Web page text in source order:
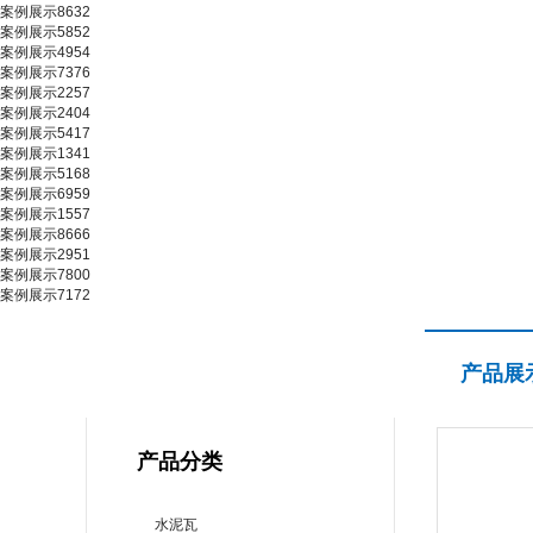
案例展示8632
案例展示5852
案例展示4954
案例展示7376
案例展示2257
案例展示2404
案例展示5417
案例展示1341
案例展示5168
案例展示6959
案例展示1557
案例展示8666
案例展示2951
案例展示7800
案例展示7172
产品分类
水泥瓦
产品展